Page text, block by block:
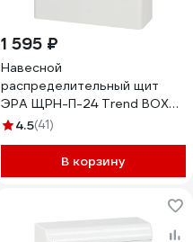
1 595 ₽
Навесной
распределительный щит
ЭРА ЩРН-П-24 Trend BOXS-
24-p-s-t IP41 Б0052641
4.5(41)
В корзину